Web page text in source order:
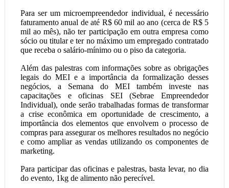
Para ser um microempreendedor individual, é necessário
faturamento anual de até R$ 60 mil ao ano (cerca de R$ 5
mil ao mês), não ter participação em outra empresa como
sócio ou titular e ter no máximo um empregado contratado
que receba o salário-mínimo ou o piso da categoria.
Além das palestras com informações sobre as obrigações
legais do MEI e a importância da formalização desses
negócios, a Semana do MEI também investe nas
capacitações e oficinas SEI (Sebrae Empreendedor
Individual), onde serão trabalhadas formas de transformar
a crise econômica em oportunidade de crescimento, a
importância dos elementos que envolvem o processo de
compras para assegurar os melhores resultados no negócio
e como ampliar as vendas utilizando os componentes de
marketing.
Para participar das oficinas e palestras, basta levar, no dia
do evento, 1kg de alimento não perecível.